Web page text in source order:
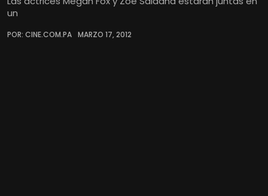
un
POR: CINE.COM.PA MARZO 17, 2012